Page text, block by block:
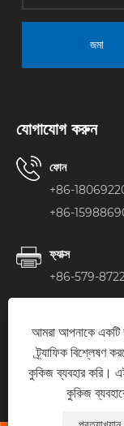
জমা
যোগাযোগ করুন
ফোন
+86-
+86-
ফ্যাক্স
+86-579-
ঠিকানা
ওয়াংদা রোড,
আমরা আপনাকে একটি
ট্র্যাফিক বিশ্লেষণ
কুকিজ ব্যবহার করি।
কুকিজ